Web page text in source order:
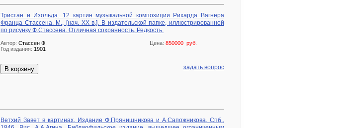
Тристан и Изольда. 12 картин музыкальной композиции Рихарда Вагнера
Франца Стассена. М., [нач. XX в.]. В издательской папке, иллюстрированной
по рисунку Ф.Стассена. Отличная сохранность. Редкость.
Цена: 850000 руб.
Автор: Стассен Ф.
Год издания: 1901
В корзину задать вопрос
Ветхий Завет в картинах. Издание Ф.Прянишникова и А.Сапожникова. Спб.,